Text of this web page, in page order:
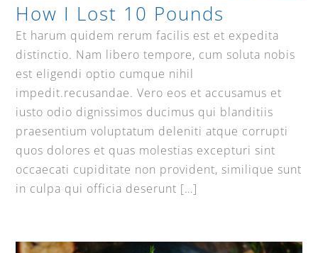
How I Lost 10 Pounds
Et harum quidem rerum facilis est et expedita
distinctio. Nam libero tempore, cum soluta nobis
est eligendi optio cumque nihil
impedit.recusandae. Vero eos et accusamus et
iusto odio dignissimos ducimus qui blanditiis
praesentium voluptatum deleniti atque corrupti
quos dolores et quas molestias excepturi sint
occaecati cupiditate non provident, similique sunt
in culpa qui officia deserunt […]